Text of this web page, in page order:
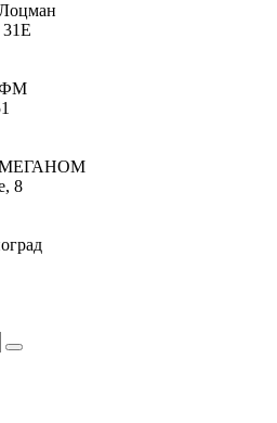
31Е
ФМ
МЕГАНОМ
8